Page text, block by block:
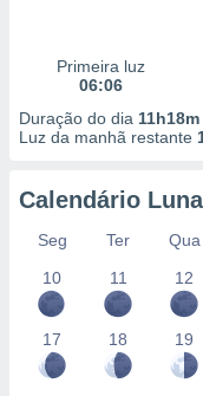
Primeira luz
06:06
Duração do dia 11h18m
Luz da manhã restante
Calendário
Seg Ter Qua
10
11 12
17 18 19